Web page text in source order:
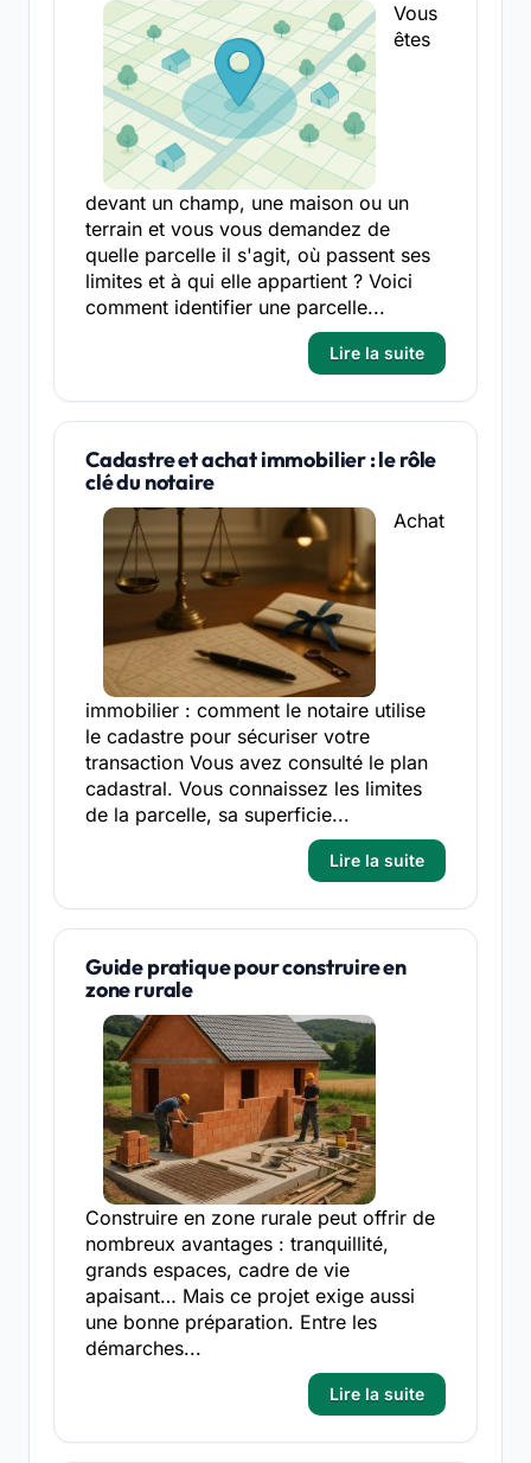
Vous
êtes
devant un champ, une maison ou un
terrain et vous vous demandez de
quelle parcelle il s'agit, où passent ses
limites et à qui elle appartient ? Voici
comment identifier une parcelle...
Lire la suite
Cadastre et achat immobilier : le rôle
clé du notaire
Achat
immobilier : comment le notaire utilise
le cadastre pour sécuriser votre
transaction Vous avez consulté le plan
cadastral. Vous connaissez les limites
de la parcelle, sa superficie...
Lire la suite
Guide pratique pour construire en
zone rurale
Construire en zone rurale peut offrir de
nombreux avantages : tranquillité,
grands espaces, cadre de vie
apaisant… Mais ce projet exige aussi
une bonne préparation. Entre les
démarches...
Lire la suite